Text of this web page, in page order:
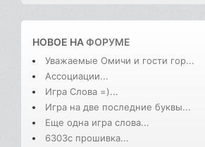
НОВОЕ НАФОРУМЕ
Уважаемые Омичи и гости гор...
Ассоциации...
Игра Слова =)...
Игра на две последние буквы...
Еще одна игра слова...
6303с прошивка...